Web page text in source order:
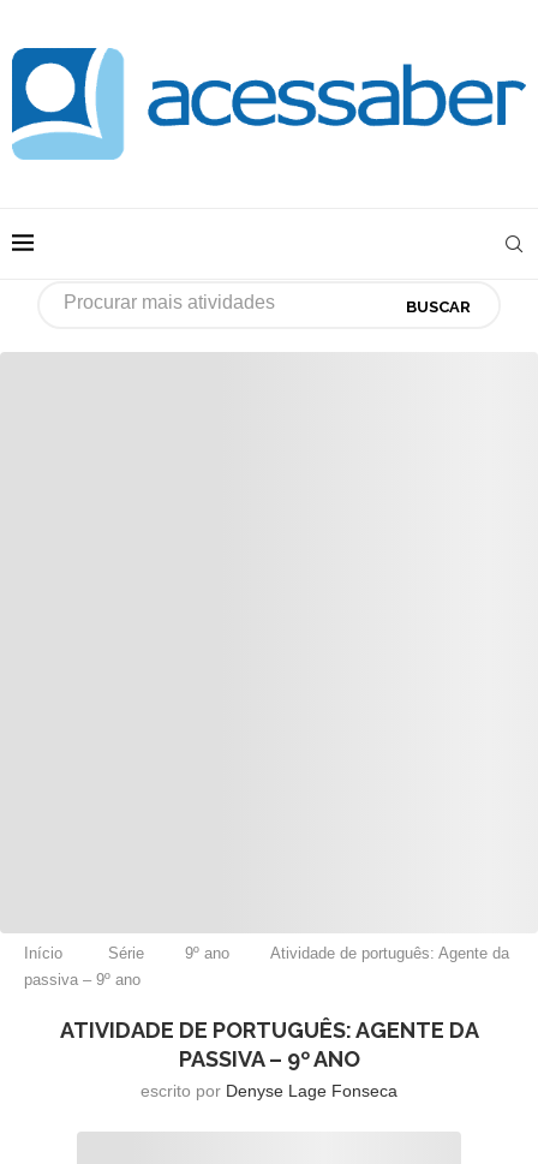
BUSCAR
Início Série 9º ano
Atividade de português: Agente da
passiva – 9º ano
ATIVIDADE DE PORTUGUÊS: AGENTE DA
PASSIVA – 9º ANO
escrito por Denyse Lage Fonseca